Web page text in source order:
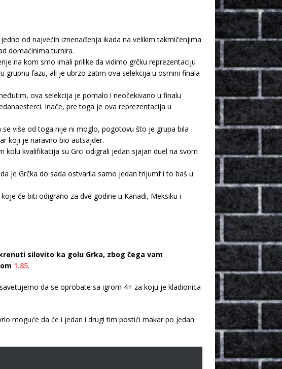
od najvećih iznenađenja ikada na velikim takmičenjima
domaćinima turnira.
na kom smo imali prilike da vidimo grčku reprezentaciju
grupnu fazu, ali je ubrzo zatim ova selekcija u osmini finala
ova selekcija je pomalo i neočekivano u finalu
Inače, pre toga je ova reprezentacija u
više od toga nije ni moglo, pogotovu što je grupa bila
koji je naravno bio autsajder.
kvalifikacija su Grci odigrali jedan sjajan duel na svom
je Grčka do sada ostvarila samo jedan trijumf i to baš u
će biti odigrano za dve godine u Kanadi, Meksiku i
silovito ka golu Grka, zbog čega vam
1.85.
da se oprobate sa igrom 4+ za koju je kladionica
moguće da će i jedan i drugi tim postići makar po jedan